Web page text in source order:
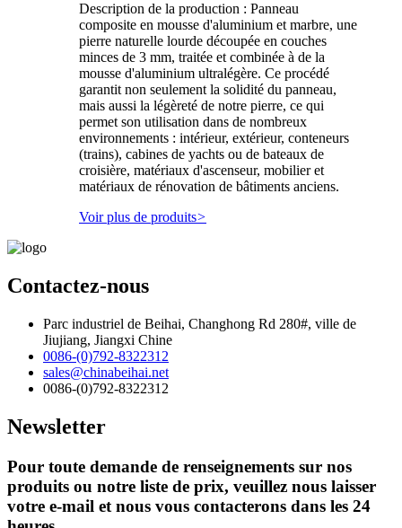
Description de la production : Panneau
composite en mousse d'aluminium et marbre, une
pierre naturelle lourde découpée en couches
minces de 3 mm, traitée et combinée à de la
mousse d'aluminium ultralégère. Ce procédé
garantit non seulement la solidité du panneau,
mais aussi la légèreté de notre pierre, ce qui
permet son utilisation dans de nombreux
environnements : intérieur, extérieur, conteneurs
(trains), cabines de yachts ou de bateaux de
croisière, matériaux d'ascenseur, mobilier et
matériaux de rénovation de bâtiments anciens.
Voir plus de produits>
Contactez-nous
Parc industriel de Beihai, Changhong Rd 280#, ville de
Jiujiang, Jiangxi Chine
0086-(0)792-8322312
sales@chinabeihai.net
0086-(0)792-8322312
Newsletter
Pour toute demande de renseignements sur nos
produits ou notre liste de prix, veuillez nous laisser
votre e-mail et nous vous contacterons dans les 24